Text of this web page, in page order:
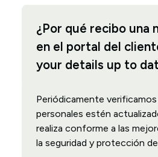
¿Por qué recibo una
en el portal del
your details up to
Periódicamente
personales estén
realiza conforme a las
la seguridad y protección